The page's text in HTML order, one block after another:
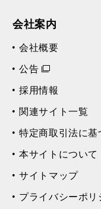
会社案内
会社概要
公告
採用情報
関連サイト一覧
特定商取引法に基
本サイトについて
サイトマップ
プライバシーポリ